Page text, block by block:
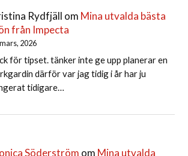
Rydfjäll om Mina utvalda bästa
från Impecta
2026
för tipset. tänker inte ge upp planerar en
därför var jag tidig i år har ju
tidigare…
Söderström om Mina utvalda